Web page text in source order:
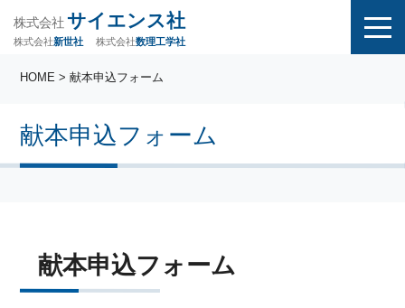
株式会社 サイエンス社
株式会社新世社 株式会社数理工学社
献本申込フォーム
HOME > 献本申込フォーム
献本申込フォーム